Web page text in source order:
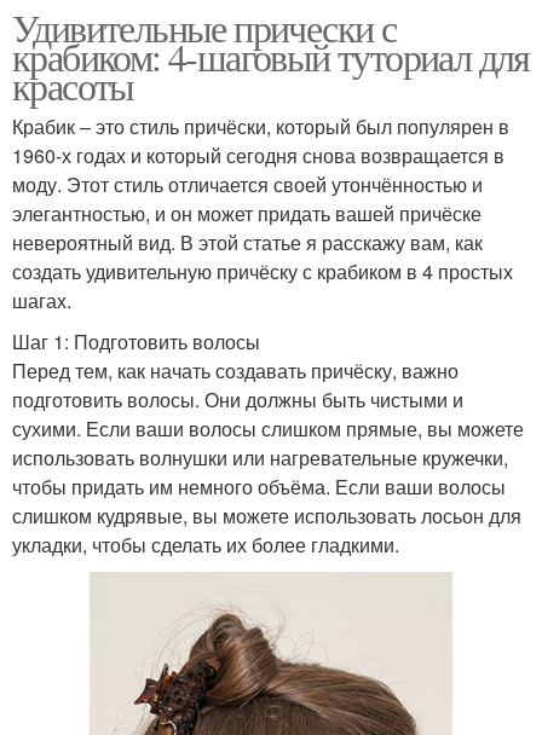
Удивительные прически с
крабиком: 4-шаговый туториал для
красоты
Крабик – это стиль причёски, который был популярен в
1960-х годах и который сегодня снова возвращается в
моду. Этот стиль отличается своей утончённостью и
элегантностью, и он может придать вашей причёске
невероятный вид. В этой статье я расскажу вам, как
создать удивительную причёску с крабиком в 4 простых
шагах.
Шаг 1: Подготовить волосы
Перед тем, как начать создавать причёску, важно
подготовить волосы. Они должны быть чистыми и
сухими. Если ваши волосы слишком прямые, вы можете
использовать волнушки или нагревательные кружечки,
чтобы придать им немного объёма. Если ваши волосы
слишком кудрявые, вы можете использовать лосьон для
укладки, чтобы сделать их более гладкими.